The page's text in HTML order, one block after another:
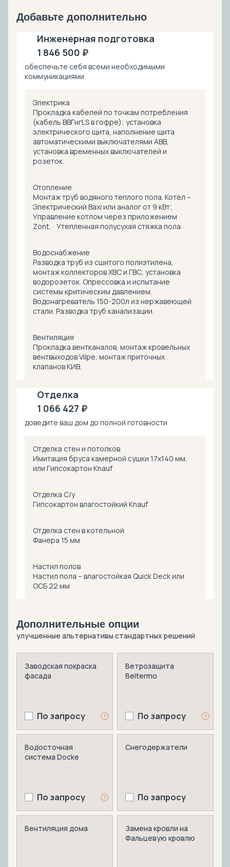
Добавьте дополнительно
Инженерная подготовка
1 846 500 ₽
обеспечьте себя всеми необходимыми
коммуникациями
Электрика
Прокладка кабелей по точкам потребления
(кабель ВВГнгLS в гофре); установка
электрического щита, наполнение щита
автоматическими выключателями ABB,
установка временных выключателей и
розеток.
Отопление
Монтаж труб водяного теплого пола. Котел –
Электрический Baxi или аналог от 9 кВт;
Управление котлом через приложением
Zont. Утепленная полусухая стяжка пола.
Водоснабжение
Разводка труб из сшитого полиэтилена,
монтаж коллекторов ХВС и ГВС, установка
водорозеток. Опрессовка и испытание
системы критическим давлением.
Водонагреватель 150-200л из нержавеющей
стали. Разводка труб канализации.
Вентиляция
Прокладка вентканалов, монтаж кровельных
вентвыходов Vilpe, монтаж приточных
клапанов КИВ.
Отделка
1 066 427 ₽
доведите ваш дом до полной готовности
Отделка стен и потолков
Имитация бруса камерной сушки 17х140 мм.
или Гипсокартон Knauf
Отделка С/у
Гипсокартон влагостойкий Knauf
Отделка стен в котельной
Фанера 15 мм
Настил полов
Настил пола – влагостойкая Quick Deck или
ОСБ 22 мм
Дополнительные опции
улучшенные альтернативы стандартных решений
Заводская покраска
фасада
По запросу
Ветрозащита
Beltermo
По запросу
Водосточная
система Docke
По запросу
Снегодержатели
По запросу
Вентиляция дома
Замена кровли на
Фальцевую кровлю